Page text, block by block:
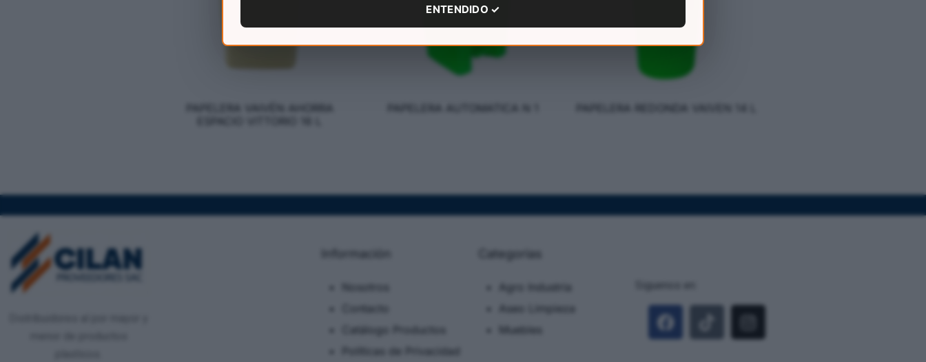
Información
Contacto
Catálogo Productos
Políticas de Privacidad
Categorias
Agro Industria
Aseo Limpieza
Muebles
ENTENDIDO ✓